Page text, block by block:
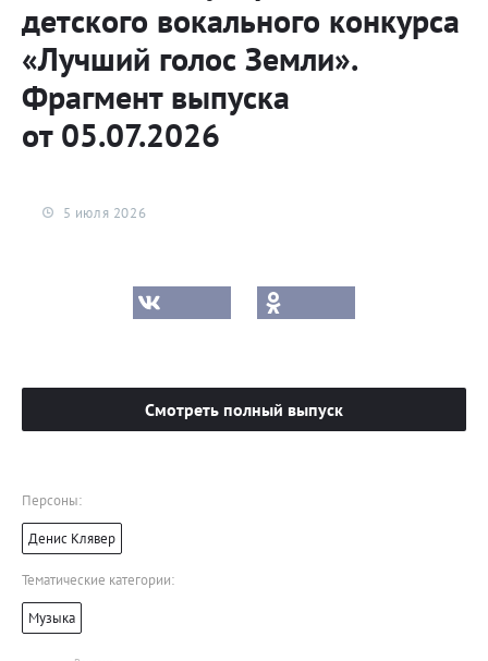
детского вокального конкурса
«Лучший голос Земли».
Фрагмент выпуска
от 05.07.2026
5 июля 2026
Смотреть полный выпуск
Персоны:
Денис Клявер
Тематические категории:
Музыка